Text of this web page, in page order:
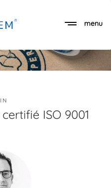
ISO 9001
menu